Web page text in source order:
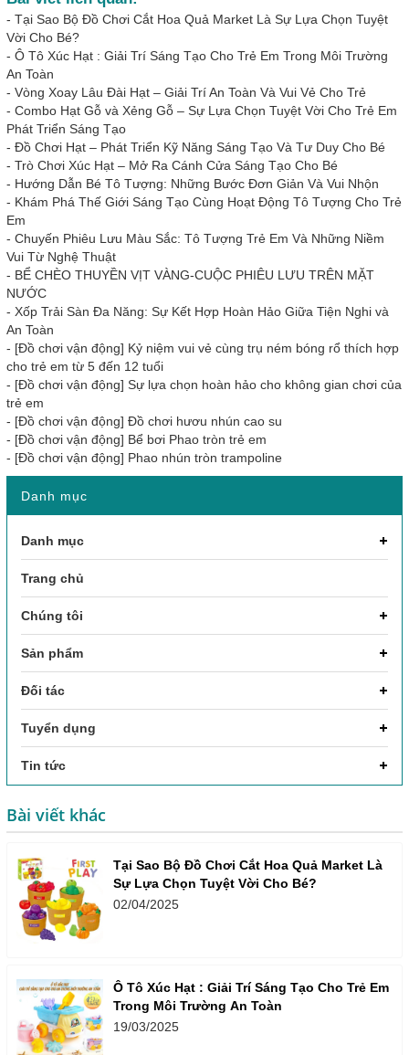
- Tại Sao Bộ Đồ Chơi Cắt Hoa Quả Market Là Sự Lựa Chọn Tuyệt
Vời Cho Bé?
- Ô Tô Xúc Hạt : Giải Trí Sáng Tạo Cho Trẻ Em Trong Môi Trường
An Toàn
- Vòng Xoay Lâu Đài Hạt – Giải Trí An Toàn Và Vui Vẻ Cho Trẻ
- Combo Hạt Gỗ và Xẻng Gỗ – Sự Lựa Chọn Tuyệt Vời Cho Trẻ Em
Phát Triển Sáng Tạo
- Đồ Chơi Hạt – Phát Triển Kỹ Năng Sáng Tạo Và Tư Duy Cho Bé
- Trò Chơi Xúc Hạt – Mở Ra Cánh Cửa Sáng Tạo Cho Bé
- Hướng Dẫn Bé Tô Tượng: Những Bước Đơn Giản Và Vui Nhộn
- Khám Phá Thế Giới Sáng Tạo Cùng Hoạt Động Tô Tượng Cho Trẻ
Em
- Chuyến Phiêu Lưu Màu Sắc: Tô Tượng Trẻ Em Và Những Niềm
Vui Từ Nghệ Thuật
- BỂ CHÈO THUYỀN VỊT VÀNG-CUỘC PHIÊU LƯU TRÊN MẶT
NƯỚC
- Xốp Trải Sàn Đa Năng: Sự Kết Hợp Hoàn Hảo Giữa Tiện Nghi và
An Toàn
- [Đồ chơi vận động] Kỷ niệm vui vẻ cùng trụ ném bóng rổ thích hợp
cho trẻ em từ 5 đến 12 tuổi
- [Đồ chơi vận động] Sự lựa chọn hoàn hảo cho không gian chơi của
trẻ em
- [Đồ chơi vận động] Đồ chơi hươu nhún cao su
- [Đồ chơi vận động] Bể bơi Phao tròn trẻ em
- [Đồ chơi vận động] Phao nhún tròn trampoline
Danh mục
Danh mục
Trang chủ
Chúng tôi
Sản phẩm
Đối tác
Tuyển dụng
Tin tức
Bài viết khác
Tại Sao Bộ Đồ Chơi Cắt Hoa Quả Market Là
Sự Lựa Chọn Tuyệt Vời Cho Bé?
02/04/2025
Ô Tô Xúc Hạt : Giải Trí Sáng Tạo Cho Trẻ Em
Trong Môi Trường An Toàn
19/03/2025